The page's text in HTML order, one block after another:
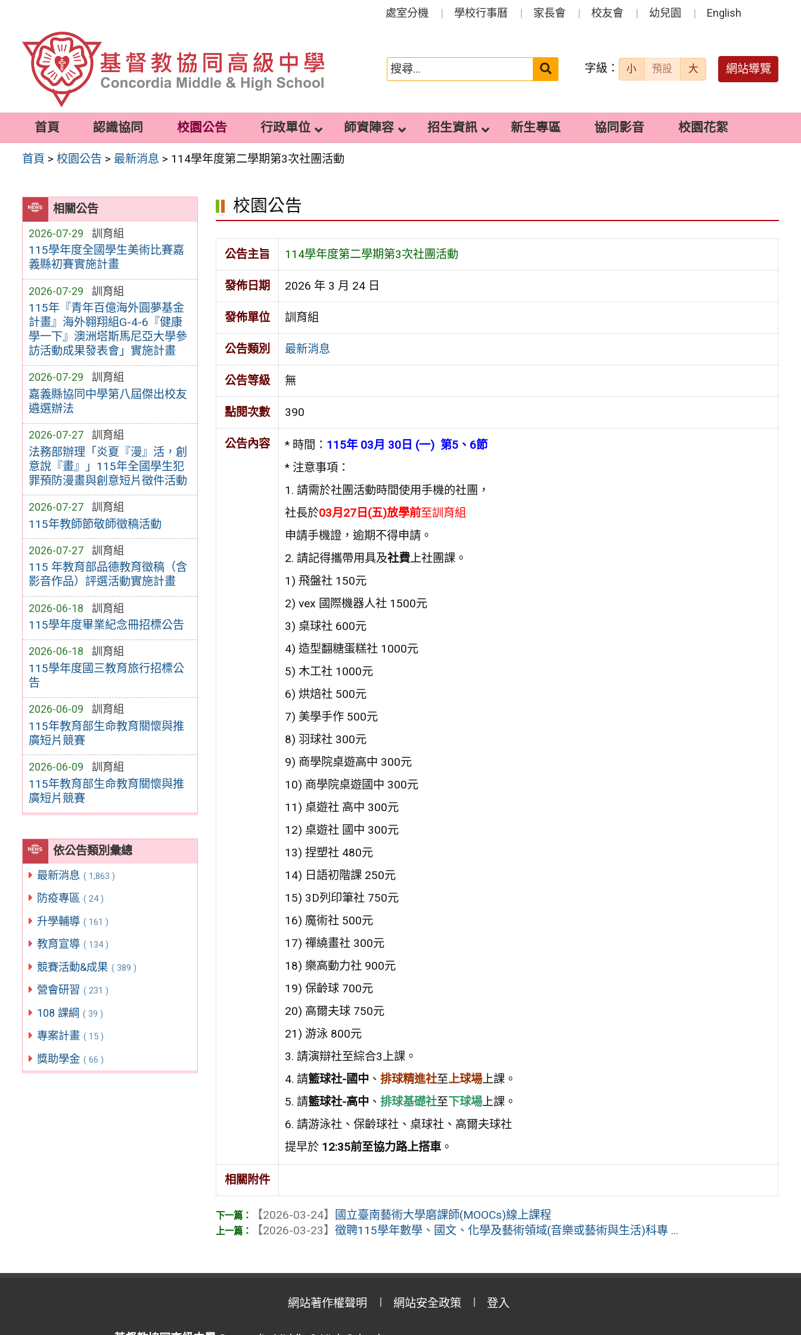
容
處室分機 學校行事曆 家長會 校友會 幼兒園 English
搜
送出 字級： 小 預設 大 網站導覽
首頁 認識協同 校園公告 行政單位 師資陣容 招生資訊 新生專區 協同影音 校園花絮
首頁 >校園公告 > 最新消息 > 114學年度第二學期第3次社團活動
相關公告
2026-07-29 訓育組
115學年度全國學生美術比賽嘉
義縣初賽實施計畫
2026-07-29 訓育組
115年『青年百億海外圓夢基金
計畫』海外翱翔組G-4-6『健康
學一下』澳洲塔斯馬尼亞大學參
訪活動成果發表會」實施計畫
2026-07-29 訓育組
嘉義縣協同中學第八屆傑出校友
遴選辦法
2026-07-27 訓育組
法務部辦理「炎夏『漫』活，創
意說『畫』」115年全國學生犯
罪預防漫畫與創意短片徵件活動
2026-07-27 訓育組
115年教師節敬師徵稿活動
2026-07-27 訓育組
115 年教育部品德教育徵稿（含
影音作品）評選活動實施計畫
2026-06-18 訓育組
115學年度畢業紀念冊招標公告
2026-06-18 訓育組
115學年度國三教育旅行招標公
告
2026-06-09 訓育組
115年教育部生命教育關懷與推
廣短片競賽
2026-06-09 訓育組
115年教育部生命教育關懷與推
廣短片競賽
依公告類別彙總
最新消息 ( 1,863 )
防疫專區 ( 24 )
升學輔導 ( 161 )
教育宣導 ( 134 )
競賽活動&成果 ( 389 )
營會研習 ( 231 )
108 課綱 ( 39 )
專案計畫 ( 15 )
獎助學金 ( 66 )
校園公告
公告主旨 114學年度第二學期第3次社團活動
發佈日期 2026 年 3 月 24 日
發佈單位 訓育組
公告類別 最新消息
公告等級 無
點閱次數 390
公告內容 * 時間： 115年 03月 30日 (一) 第5、6節
* 注意事項：
1. 請需於社團活動時間使用手機的社團，
社長於03月27日(五)放學前至訓育組
申請手機證，逾期不得申請。
2. 請記得攜帶用具及社費上社團課。
1) 飛盤社 150元
2) vex 國際機器人社 1500元
3) 桌球社 600元
4) 造型翻糖蛋糕社 1000元
5) 木工社 1000元
6) 烘焙社 500元
7) 美學手作 500元
8) 羽球社 300元
9) 商學院桌遊高中 300元
10) 商學院桌遊國中 300元
11) 桌遊社 高中 300元
12) 桌遊社 國中 300元
13) 捏塑社 480元
14) 日語初階課 250元
15) 3D列印筆社 750元
16) 魔術社 500元
17) 禪繞畫社 300元
18) 樂高動力社 900元
19) 保齡球 700元
20) 高爾夫球 750元
21) 游泳 800元
3. 請演辯社至綜合3上課。
4. 請籃球社-國中 、 排球精進社至上球場上課。
5. 請籃球社-高中 、 排球基礎社至下球場上課。
6. 請游泳社、保齡球社、桌球社、高爾夫球社
提早於 12:35前至協力路上搭車。
相關附件
【2026-03-24】
國立臺南藝術大學磨課師(MOOCs)線上課程
【2026-03-23】徵聘115學年數學、國文、化學及藝術領域(音樂或藝術與生活)科專 ...
網站著作權聲明 網站安全政策 登入